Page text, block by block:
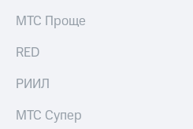
выкупа
акций
Еврооблигации-2023
МТС Проще
RED
РИИЛ
МТС Супер